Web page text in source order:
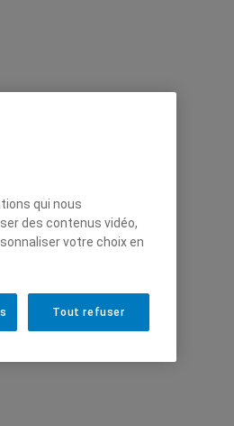
qui nous
des contenus vidéo,
votre choix en
Tout refuser